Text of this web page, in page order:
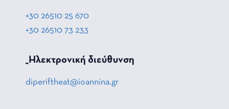
+30 26510 25 670
+30 26510 73 233
_Hλεκτρονική διεύθυνση
diperiftheat@ioannina.gr